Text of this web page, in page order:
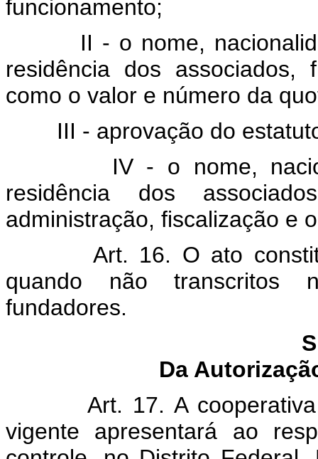
funcionamento;
II - o nome,
residência dos associados,
como o valor e número da
III - aprovação do
IV - o nome,
residência dos
administração, fiscalização e
Art. 16. O ato
quando não transcritos
fundadores.
Da
Art. 17. A
vigente apresentará ao